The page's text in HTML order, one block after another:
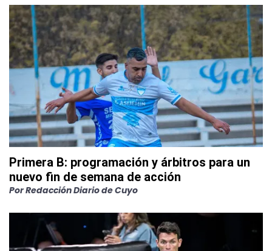
Primera B: programación y árbitros para un
nuevo fin de semana de acción
PorRedacción Diario de Cuyo